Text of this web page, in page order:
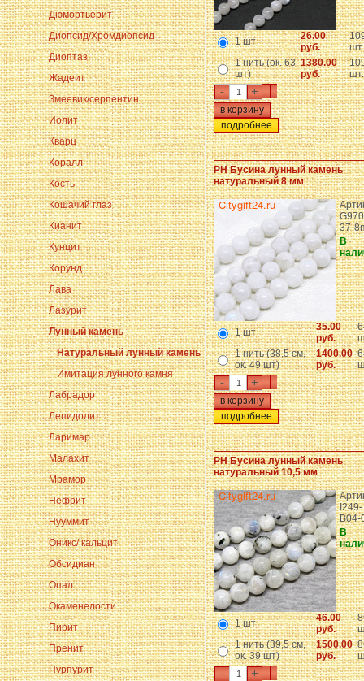
Дюмортьерит
Диопсид/Хромдиопсид
Диоптаз
Жадеит
Змеевик/серпентин
Иолит
Кварц
Коралл
Кость
Кошачий глаз
Кианит
Кунцит
Корунд
Лава
Лазурит
Лунный камень
Натуральный лунный камень
Имитация лунного камня
Лабрадор
Лепидолит
Ларимар
Малахит
Мрамор
Нефрит
Нууммит
Оникс/ кальцит
Обсидиан
Опал
Окаменелости
Пирит
Пренит
Пурпурит
1 шт
26.00
руб.
шт.
1 нить (ок. 63
шт)
1380.00
руб.
шт.
- +
подробнее
PH Бусина лунный камень
натуральный 8 мм
37-
В
1 шт
35.00
руб.
1 нить (38,5 см,
ок. 49 шт)
1400.00
руб.
- +
подробнее
PH Бусина лунный камень
натуральный 10,5 мм
I249-
B04-
В
1 шт
46.00
руб.
1 нить (39,5 см,
ок. 39 шт)
1500.00
руб.
- +